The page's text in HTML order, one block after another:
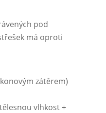
pod
má oproti
zátěrem)
vlhkost +